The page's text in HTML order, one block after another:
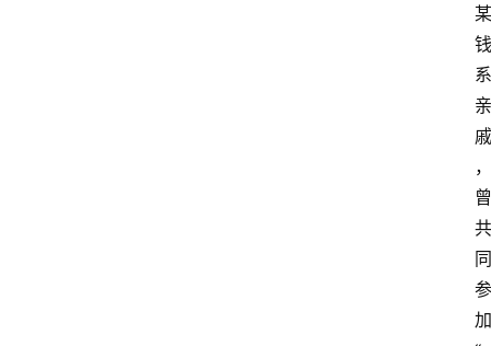
某
钱
系
亲
戚
，
曾
共
同
参
加